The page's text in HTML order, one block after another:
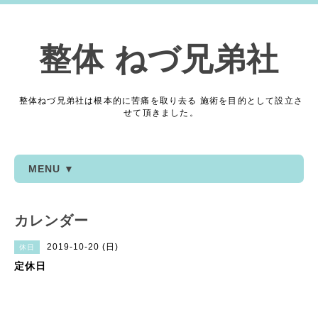
整体 ねづ兄弟社
整体ねづ兄弟社は根本的に苦痛を取り去る 施術を目的として設立さ
せて頂きました。
MENU ▼
カレンダー
休日 2019-10-20 (日)
定休日